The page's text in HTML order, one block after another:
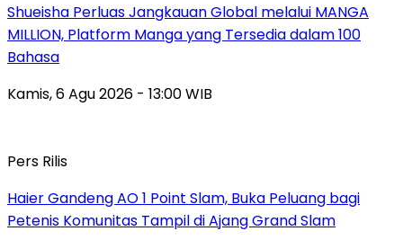
Shueisha Perluas Jangkauan Global melalui MANGA
MILLION, Platform Manga yang Tersedia dalam 100
Bahasa
Kamis, 6 Agu 2026 - 13:00 WIB
Pers Rilis
Haier Gandeng AO 1 Point Slam, Buka Peluang bagi
Petenis Komunitas Tampil di Ajang Grand Slam